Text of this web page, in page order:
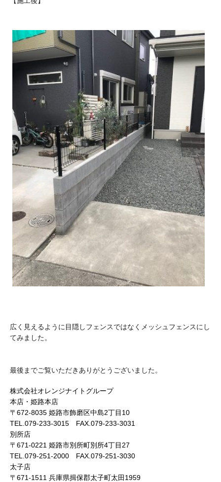
広く見えるように目隠しフェンスではなくメッシュフェンスにし
てみました。
最後までご覧いただきありがとうございました。
株式会社オレンジナイトグループ
本店・姫路本店
〒672-8035 姫路市飾磨区中島2丁目10
TEL.079-233-3015 FAX.079-233-3031
別所店
〒671-0221 姫路市別所町別所4丁目27
TEL.079-251-2000 FAX.079-251-3030
太子店
〒671-1511 兵庫県揖保郡太子町太田1959